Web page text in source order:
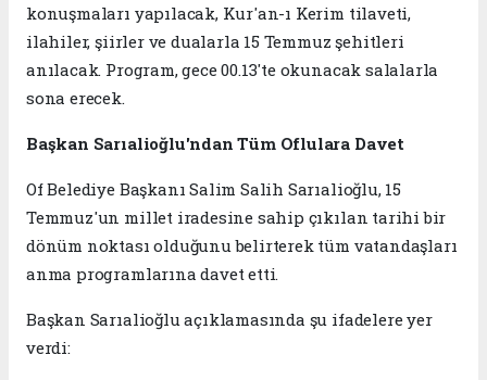
konuşmaları yapılacak, Kur'an-ı Kerim tilaveti,
ilahiler, şiirler ve dualarla 15 Temmuz şehitleri
anılacak. Program, gece 00.13'te okunacak salalarla
sona erecek.
Başkan Sarıalioğlu'ndan Tüm Oflulara Davet
Of Belediye Başkanı Salim Salih Sarıalioğlu, 15
Temmuz'un millet iradesine sahip çıkılan tarihi bir
dönüm noktası olduğunu belirterek tüm vatandaşları
anma programlarına davet etti.
Başkan Sarıalioğlu açıklamasında şu ifadelere yer
verdi: